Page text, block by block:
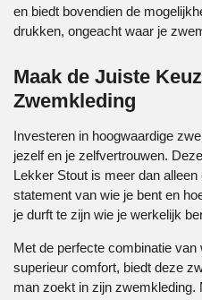
en biedt bovendien de
drukken, ongeacht waar je
Maak de Juiste
Zwemkleding
Investeren in hoogwaardige
jezelf en je zelfvertrouwen.
Lekker Stout is meer dan
statement van wie je bent en
je durft te zijn wie je werkelijk
Met de perfecte combinatie
superieur comfort, biedt deze
man zoekt in zijn zwemkleding.